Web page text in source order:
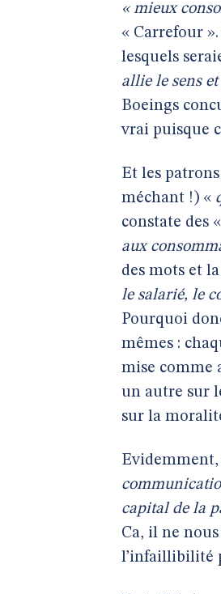
« mieux
« Carrefour
lesquels
allie le sens
Boeings
vrai puisque
Et les
méchant !) «
constate des «
aux
des mots et
le salarié, le
Pourquoi
mêmes :
mise comme
un autre sur
sur la
Evidemment,
capital de la
Ca, il ne
l’infaillibilité